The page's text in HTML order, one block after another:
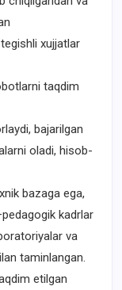
xujjatlar
taqdim
bajarilgan
oladi, hisob-
bazaga ega,
kadrlar
va
taminlangan.
etilgan